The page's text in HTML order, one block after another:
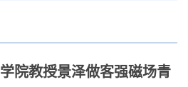
院教授景泽做客强磁场青